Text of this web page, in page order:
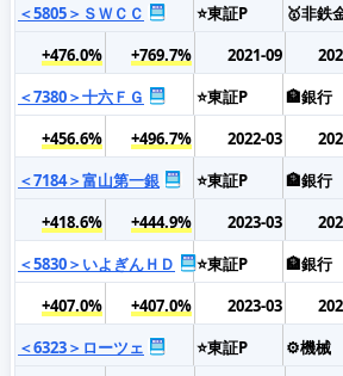
＜5805＞ＳＷＣＣ
⭐東証P 🥇非鉄
+476.0%
+769.7% 2021-09
＜7380＞十六ＦＧ
⭐東証P 🏦銀行
+456.6%
+496.7% 2022-03
＜7184＞富山第一銀
⭐東証P 🏦銀行
+418.6%
+444.9% 2023-03
＜5830＞いよぎんＨＤ
⭐東証P 🏦銀行
+407.0%
+407.0% 2023-03
＜6323＞ローツェ
⭐東証P ⚙️機械